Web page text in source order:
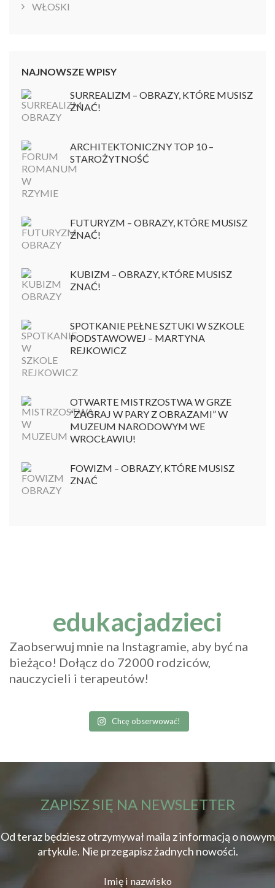
WŁOSKI
NAJNOWSZE WPISY
SURREALIZM – OBRAZY, KTÓRE MUSISZ
ZNAĆ!
ARCHITEKTONICZNY TOP 10 –
STAROŻYTNOŚĆ
FUTURYZM – OBRAZY, KTÓRE MUSISZ
ZNAĆ!
KUBIZM – OBRAZY, KTÓRE MUSISZ
ZNAĆ!
SPOTKANIE PEŁNE SZTUKI W SZKOLE
PODSTAWOWEJ – MARTYNA
REJKOWICZ
OTWARTE MISTRZOSTWA W GRZE
“ZAGRAJ W PARY Z OBRAZAMI” W
MUZEUM NARODOWYM WE
WROCŁAWIU!
FOWIZM – OBRAZY, KTÓRE MUSISZ
ZNAĆ
edukacjadzieci
Zaobserwuj mnie na Instagramie, aby być na
bieżąco! Dołącz do 72000 rodziców,
nauczycieli i terapeutów!
Chcę obserwować!
ZAPISZ SIĘ NA NEWSLETTER
Od teraz będziesz otrzymywał maila z informacją o nowym
artykule. Nie przegapisz żadnych nowości.
Imię i nazwisko